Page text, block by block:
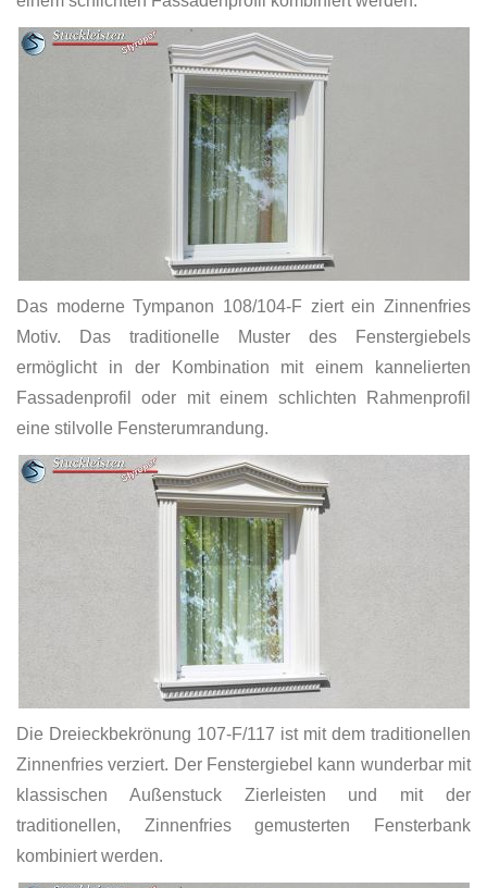
Das moderne Tympanon 108/104-F ziert ein Zinnenfries
Motiv. Das traditionelle Muster des Fenstergiebels
ermöglicht in der Kombination mit einem kannelierten
Fassadenprofil oder mit einem schlichten Rahmenprofil
eine stilvolle Fensterumrandung.
Die Dreieckbekrönung 107-F/117 ist mit dem traditionellen
Zinnenfries verziert. Der Fenstergiebel kann wunderbar mit
klassischen Außenstuck Zierleisten und mit der
traditionellen, Zinnenfries gemusterten Fensterbank
kombiniert werden.